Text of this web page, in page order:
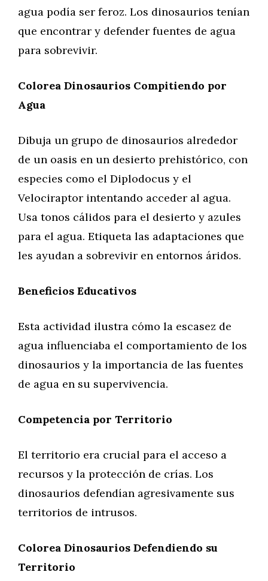
agua podía ser feroz. Los dinosaurios tenían
que encontrar y defender fuentes de agua
para sobrevivir.
Colorea Dinosaurios Compitiendo por
Agua
Dibuja un grupo de dinosaurios alrededor
de un oasis en un desierto prehistórico, con
especies como el Diplodocus y el
Velociraptor intentando acceder al agua.
Usa tonos cálidos para el desierto y azules
para el agua. Etiqueta las adaptaciones que
les ayudan a sobrevivir en entornos áridos.
Beneficios Educativos
Esta actividad ilustra cómo la escasez de
agua influenciaba el comportamiento de los
dinosaurios y la importancia de las fuentes
de agua en su supervivencia.
Competencia por Territorio
El territorio era crucial para el acceso a
recursos y la protección de crías. Los
dinosaurios defendían agresivamente sus
territorios de intrusos.
Colorea Dinosaurios Defendiendo su
Territorio